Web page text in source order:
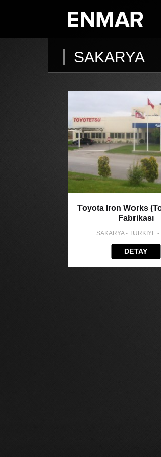
SAKARYA
Toyota Iron Works
Fabrikası
SAKARYA - TÜRKİYE
DETAY